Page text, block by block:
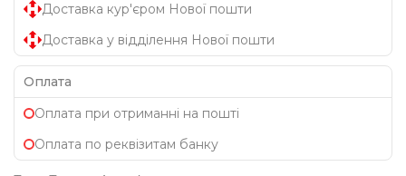
Доставка кур'єром Нової пошти
Доставка у відділення Нової пошти
Оплата
Оплата при отриманні на пошті
Оплата по реквізитам банку